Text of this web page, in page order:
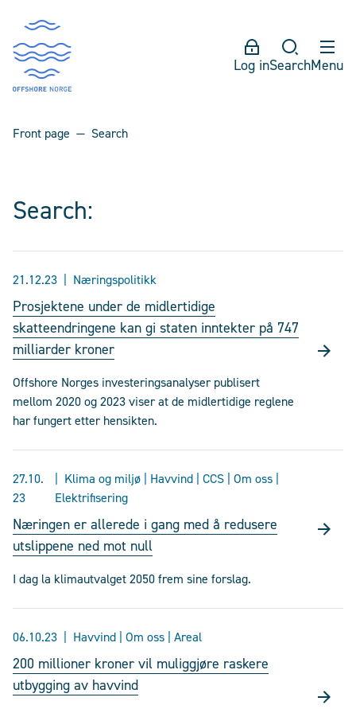
Log inSearchMenu
Front page Search
Search:
21.12.23 Næringspolitikk
Prosjektene under de midlertidige
skatteendringene kan gi staten inntekter på 747
milliarder kroner
Offshore Norges investeringsanalyser publisert
mellom 2020 og 2023 viser at de midlertidige reglene
har fungert etter hensikten.
27.10.
23
Klima og miljø | Havvind | CCS | Om oss |
Elektrifisering
Næringen er allerede i gang med å redusere
utslippene ned mot null
I dag la klimautvalget 2050 frem sine forslag.
06.10.23 Havvind | Om oss | Areal
200 millioner kroner vil muliggjøre raskere
utbygging av havvind